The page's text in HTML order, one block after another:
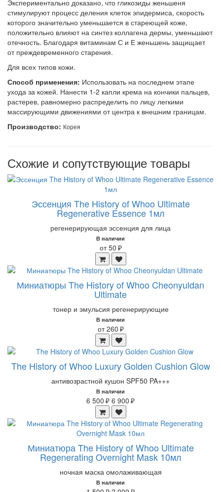
Экспериментально доказано, что гликозиды женьшеня
стимулируют процесс деления клеток эпидермиса, скорость
которого значительно уменьшается в стареющей коже,
положительно влияют на синтез коллагена дермы, уменьшают
отечность. Благодаря витаминам С и Е женьшень защищает
от преждевременного старения.
Для всех типов кожи.
Способ применения: Использовать на последнем этапе
ухода за кожей. Нанести 1-2 капли крема на кончики пальцев,
растерев, равномерно распределить по лицу легкими
массирующими движениями от центра к внешним границам.
Производство: Корея
Схожие и сопутствующие товары
Эссенция The History of Whoo Ultimate
Regenerative Essence 1мл
регенерирующая эссенция для лица
В наличии
от 50 ₽
Миниатюры The History of Whoo Cheonyuldan
Ultimate
тонер и эмульсия регенерирующие
В наличии
от 260 ₽
The History of Whoo Luxury Golden Cushion Glow
антивозрастной кушон SPF50 PA+++
В наличии
6 500 ₽ 6 900 ₽
Миниатюра The History of Whoo Ultimate
Regenerating Overnight Mask 10мл
ночная маска омолаживающая
В наличии